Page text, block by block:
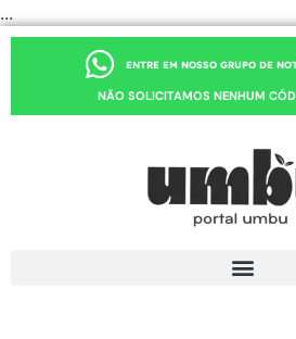
...
ENTRE EM NOSSO GRUPO DE
NÃO SOLICITAMOS NENHUM